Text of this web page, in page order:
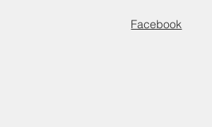
Facebook